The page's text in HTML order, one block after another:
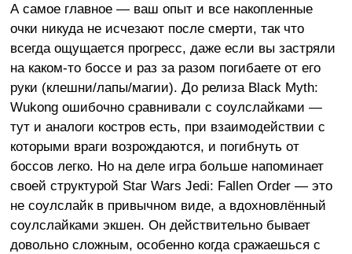
А самое главное — ваш опыт и все накопленные
очки никуда не исчезают после смерти, так что
всегда ощущается прогресс, даже если вы застряли
на каком-то боссе и раз за разом погибаете от его
руки (клешни/лапы/магии). До релиза Black Myth:
Wukong ошибочно сравнивали с соулслайками —
тут и аналоги костров есть, при взаимодействии с
которыми враги возрождаются, и погибнуть от
боссов легко. Но на деле игра больше напоминает
своей структурой Star Wars Jedi: Fallen Order — это
не соулслайк в привычном виде, а вдохновлённый
соулслайками экшен. Он действительно бывает
довольно сложным, особенно когда сражаешься с